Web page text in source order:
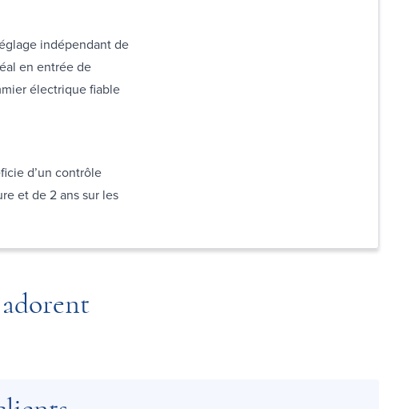
indépendant de
en entrée de
électrique fiable
d’un contrôle
et de 2 ans sur les